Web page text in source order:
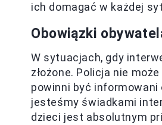
ich domagać w każdej
Obowiązki
W sytuacjach, gdy
złożone. Policja nie
powinni być informowani
jesteśmy świadkami
dzieci jest absolutnym